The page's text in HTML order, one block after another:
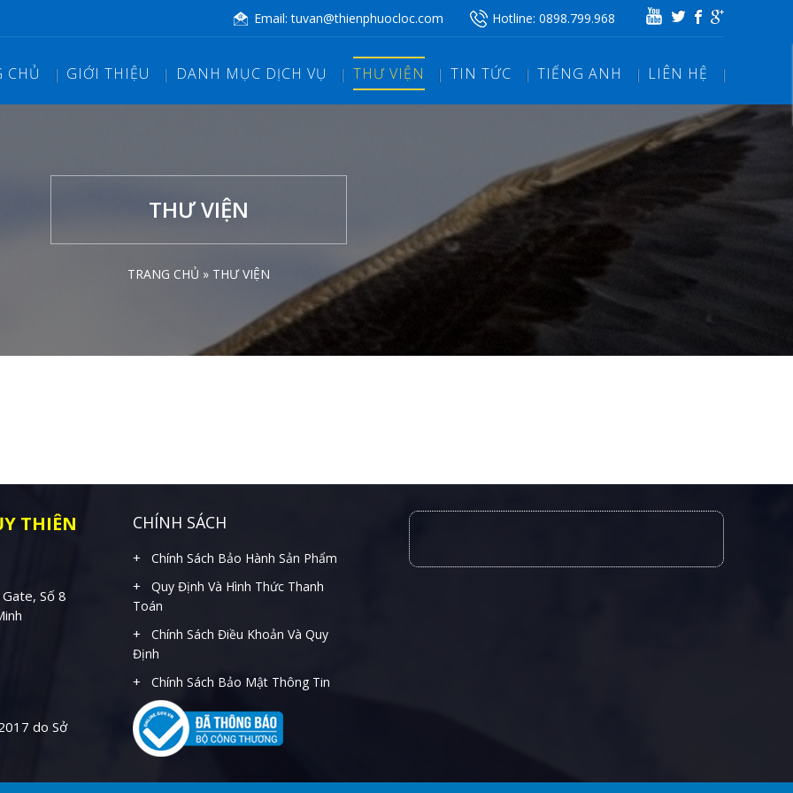
Hotline: 0898.799.968
Email:tuvan@thienphuocloc.com
CHỦ GIỚI THIỆU DANH MỤC DỊCH VỤ THƯ VIỆN TIN TỨC TIẾNG ANH LIÊN HỆ
THƯ VIỆN
TRANG CHỦ » THƯ VIỆN
THIÊN
Số 8
do Sở
CHÍNH SÁCH
Chính Sách Bảo Hành Sản Phẩm
Quy Định Và Hình Thức Thanh
Toán
Chính Sách Điều Khoản Và Quy
Định
Chính Sách Bảo Mật Thông Tin